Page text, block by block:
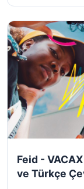
Feid -
ve Türkçe